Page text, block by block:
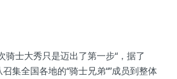
骑士大秀只是迈出了第一步“，据了
集全国各地的“骑士兄弟“”成员到整体